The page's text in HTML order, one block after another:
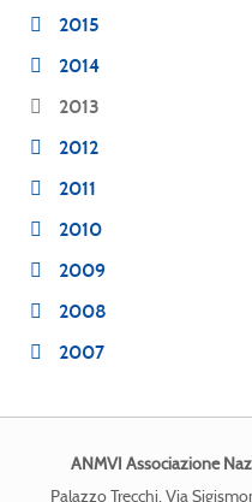
2015
2014
2013
2012
2011
2010
2009
2008
2007
ANMVI Associazione
Palazzo Trecchi, Via